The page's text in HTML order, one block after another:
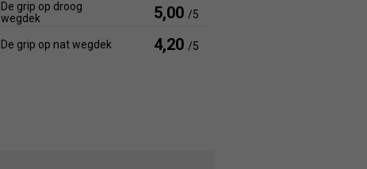
De grip op droog
wegdek
5,00 /5
De grip op nat wegdek 4,20 /5